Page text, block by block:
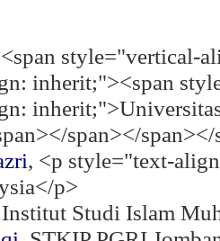
style="vertical-
inherit;"><span
span></
, <p style="text-
p>
Studi Islam